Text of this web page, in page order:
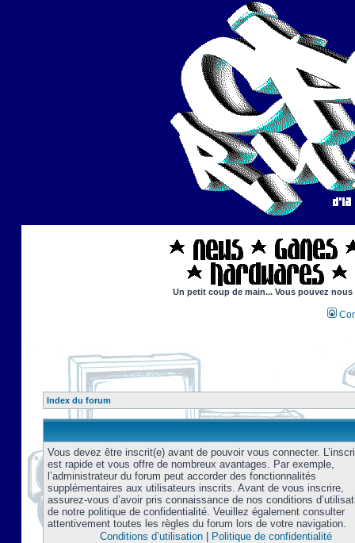
Un petit coup de main... Vous pouvez
Index du forum
Vous devez être inscrit(e) avant de pouvoir vous connecter.
est rapide et vous offre de nombreux avantages. Par exemple,
l’administrateur du forum peut accorder des fonctionnalités
supplémentaires aux utilisateurs inscrits. Avant de vous inscrire,
assurez-vous d’avoir pris connaissance de nos conditions
de notre politique de confidentialité. Veuillez également consulter
attentivement toutes les règles du forum lors de votre navigation.
Conditions d’utilisation| Politique de confidentialité